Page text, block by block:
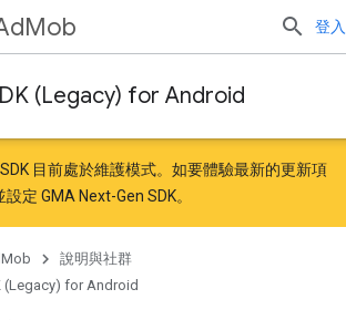
登入
(Legacy) for Android
目前處於維護模式。如要體驗最新的更新項
設定 GMA Next-Gen SDK。
說明與社群
(Legacy) for Android